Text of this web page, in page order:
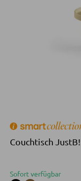
Couchtisch
Sofort verfügbar